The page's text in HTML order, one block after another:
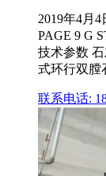
2019年4月
PAGE 9 G
技术参数
式环行双膛
联系电话: